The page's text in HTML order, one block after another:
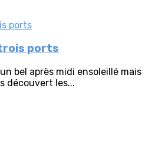
ports
bel après midi ensoleillé mais
découvert les...